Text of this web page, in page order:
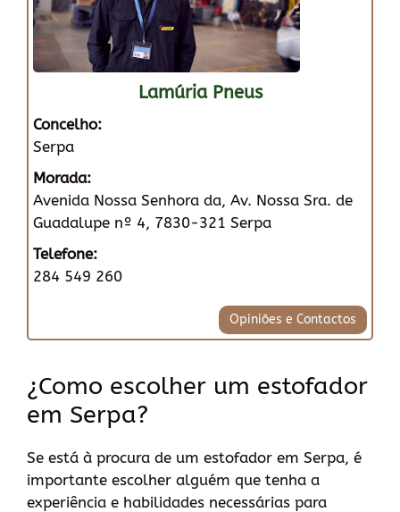
Lamúria Pneus
Concelho:
Serpa
Morada:
Avenida Nossa Senhora da, Av. Nossa Sra. de
Guadalupe nº 4, 7830-321 Serpa
Telefone:
284 549 260
Opiniões e Contactos
¿Como escolher um estofador
em Serpa?
Se está à procura de um estofador em Serpa, é
importante escolher alguém que tenha a
experiência e habilidades necessárias para